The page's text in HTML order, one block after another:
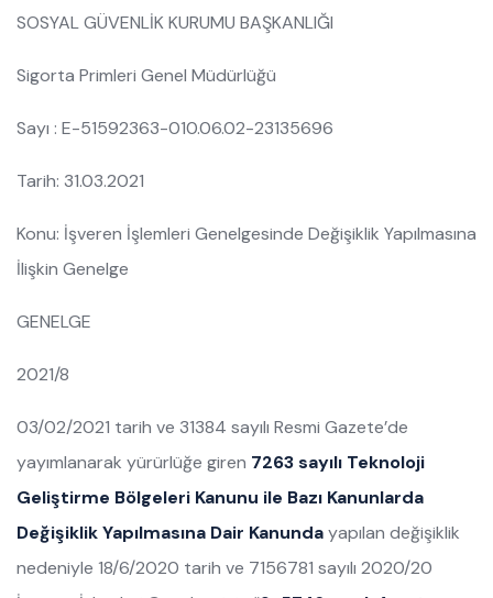
SOSYAL GÜVENLİK KURUMU BAŞKANLIĞI
Sigorta Primleri Genel Müdürlüğü
Sayı : E-51592363-010.06.02-23135696
Tarih: 31.03.2021
Konu: İşveren İşlemleri Genelgesinde Değişiklik Yapılmasına
İlişkin Genelge
GENELGE
2021/8
03/02/2021 tarih ve 31384 sayılı Resmi Gazete’de
yayımlanarak yürürlüğe giren 7263 sayılı Teknoloji
Geliştirme Bölgeleri Kanunu ile Bazı Kanunlarda
Değişiklik Yapılmasına Dair Kanundayapılan değişiklik
nedeniyle 18/6/2020 tarih ve 7156781 sayılı 2020/20